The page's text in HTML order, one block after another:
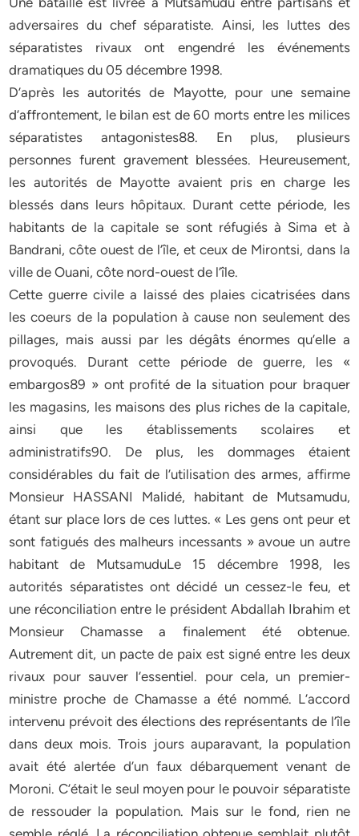
adversaires du chef séparatiste. Ainsi, les luttes des
séparatistes rivaux ont engendré les événements
dramatiques du 05 décembre 1998.
D’après les autorités de Mayotte, pour une semaine
d’affrontement, le bilan est de 60 morts entre les milices
séparatistes antagonistes88. En plus, plusieurs
personnes furent gravement blessées. Heureusement,
les autorités de Mayotte avaient pris en charge les
blessés dans leurs hôpitaux. Durant cette période, les
habitants de la capitale se sont réfugiés à Sima et à
Bandrani, côte ouest de l’île, et ceux de Mirontsi, dans la
ville de Ouani, côte nord-ouest de l’île.
Cette guerre civile a laissé des plaies cicatrisées dans
les coeurs de la population à cause non seulement des
pillages, mais aussi par les dégâts énormes qu’elle a
provoqués. Durant cette période de guerre, les «
embargos89 » ont profité de la situation pour braquer
les magasins, les maisons des plus riches de la capitale,
ainsi que les établissements scolaires et
administratifs90. De plus, les dommages étaient
considérables du fait de l’utilisation des armes, affirme
Monsieur HASSANI Malidé, habitant de Mutsamudu,
étant sur place lors de ces luttes. « Les gens ont peur et
sont fatigués des malheurs incessants » avoue un autre
habitant de MutsamuduLe 15 décembre 1998, les
autorités séparatistes ont décidé un cessez-le feu, et
une réconciliation entre le président Abdallah Ibrahim et
Monsieur Chamasse a finalement été obtenue.
Autrement dit, un pacte de paix est signé entre les deux
rivaux pour sauver l’essentiel. pour cela, un premier-
ministre proche de Chamasse a été nommé. L’accord
intervenu prévoit des élections des représentants de l’île
dans deux mois. Trois jours auparavant, la population
avait été alertée d’un faux débarquement venant de
Moroni. C’était le seul moyen pour le pouvoir séparatiste
de ressouder la population. Mais sur le fond, rien ne